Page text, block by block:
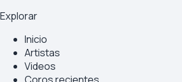
Explorar
Inicio
Artistas
Videos